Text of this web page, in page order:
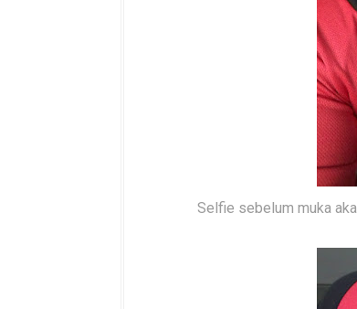
Selfie sebelum muka